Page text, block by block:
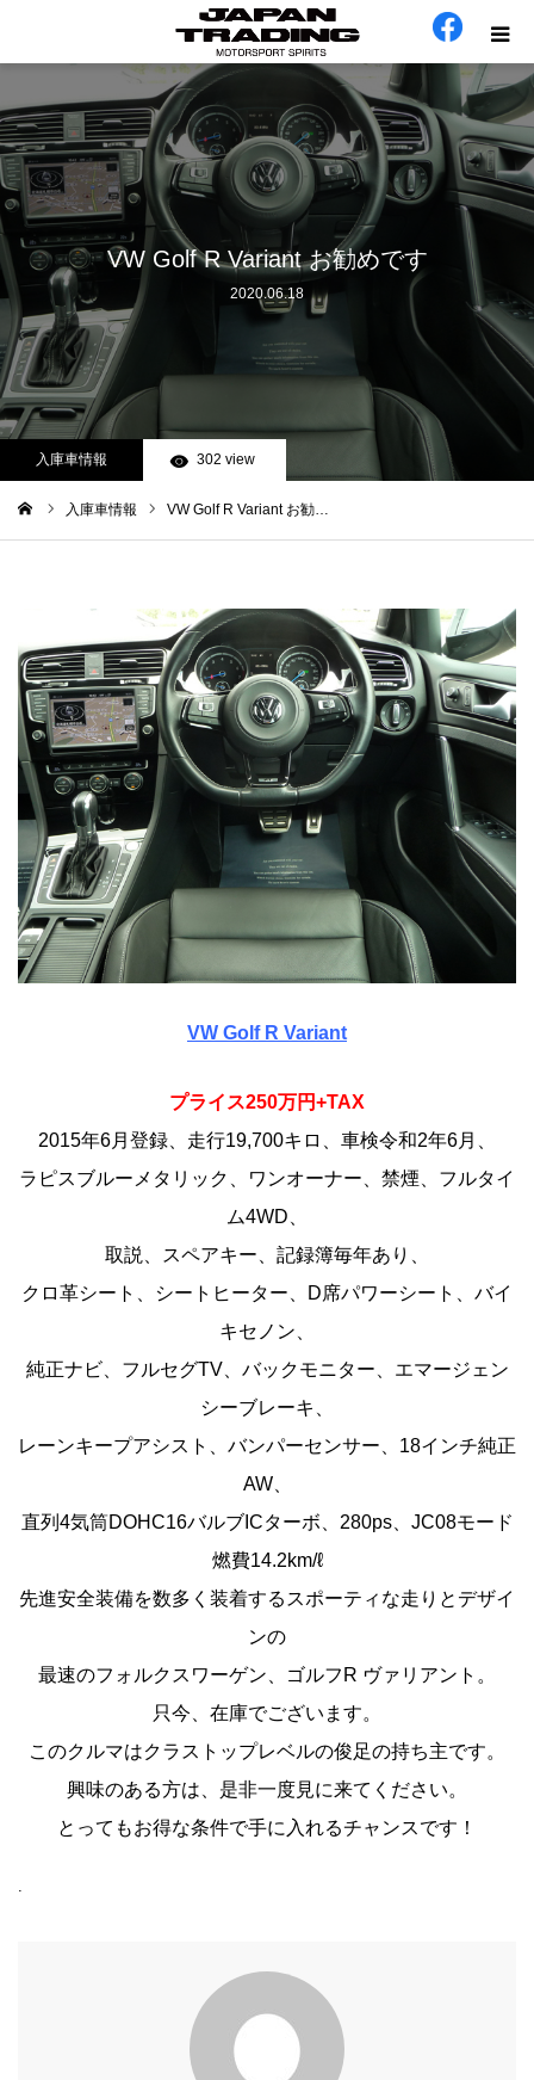
VW Golf R Variant お勧めです
2020.06.18
入庫車情報 302 view
入庫車情報 VW Golf R Variant お勧…
VW Golf R Variant
プライス250万円+TAX
2015年6月登録、走行19,700キロ、車検令和2年6月、
ラピスブルーメタリック、ワンオーナー、禁煙、フルタイ
ム4WD、
取説、スペアキー、記録簿毎年あり、
クロ革シート、シートヒーター、D席パワーシート、バイ
キセノン、
純正ナビ、フルセグTV、バックモニター、エマージェン
シーブレーキ、
レーンキープアシスト、バンパーセンサー、18インチ純正
AW、
直列4気筒DOHC16バルブICターボ、280ps、JC08モード
燃費14.2km/ℓ
先進安全装備を数多く装着するスポーティな走りとデザイ
ンの
最速のフォルクスワーゲン、ゴルフR ヴァリアント。
只今、在庫でございます。
このクルマはクラストップレベルの俊足の持ち主です。
興味のある方は、是非一度見に来てください。
とってもお得な条件で手に入れるチャンスです！
ホーム
在庫車
会社概要
カテゴリー
工場日誌
お問い合わせ